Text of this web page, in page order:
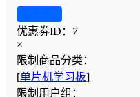
优惠劵ID： 7
×
限制商品分类：
[单片机学习板]
限制用户组：